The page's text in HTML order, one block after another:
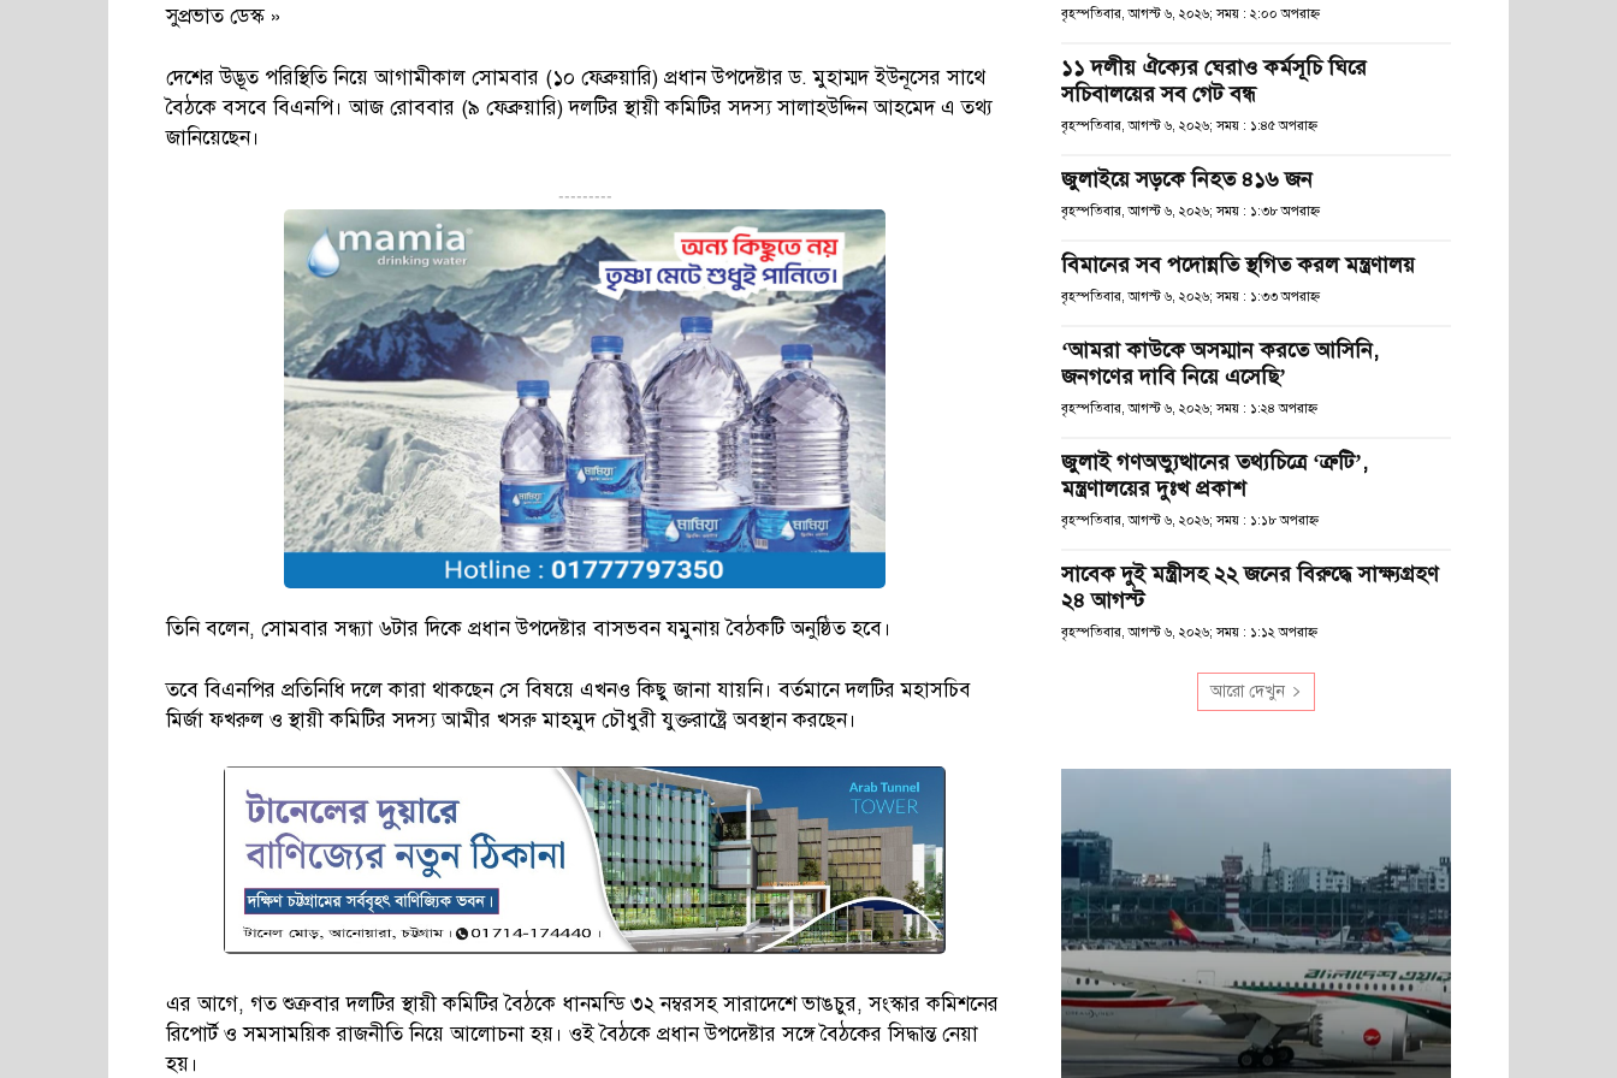
সুপ্রভাত ডেস্ক »
দেশের উদ্ভূত পরিস্থিতি নিয়ে আগামীকাল সোমবার (১০ ফেব্রুয়ারি) প্রধান উপদেষ্টার ড. মুহাম্মদ ইউনূসের সাথে
বৈঠকে বসবে বিএনপি। আজ রোববার (৯ ফেব্রুয়ারি) দলটির স্থায়ী কমিটির সদস্য সালাহউদ্দিন আহমেদ এ তথ্য
জানিয়েছেন।
---------
তিনি বলেন, সোমবার সন্ধ্যা ৬টার দিকে প্রধান উপদেষ্টার বাসভবন যমুনায় বৈঠকটি অনুষ্ঠিত হবে।
তবে বিএনপির প্রতিনিধি দলে কারা থাকছেন সে বিষয়ে এখনও কিছু জানা যায়নি। বর্তমানে দলটির মহাসচিব
মির্জা ফখরুল ও স্থায়ী কমিটির সদস্য আমীর খসরু মাহমুদ চৌধুরী যুক্তরাষ্ট্রে অবস্থান করছেন।
এর আগে, গত শুক্রবার দলটির স্থায়ী কমিটির বৈঠকে ধানমন্ডি ৩২ নম্বরসহ সারাদেশে ভাঙচুর, সংস্কার কমিশনের
রিপোর্ট ও সমসাময়িক রাজনীতি নিয়ে আলোচনা হয়। ওই বৈঠকে প্রধান উপদেষ্টার সঙ্গে বৈঠকের সিদ্ধান্ত নেয়া
হয়।
বৃহস্পতিবার, আগস্ট ৬, ২০২৬; সময় : ২:০০ অপরাহ্ণ
১১ দলীয় ঐক্যের ঘেরাও কর্মসূচি ঘিরে
সচিবালয়ের সব গেট বন্ধ
বৃহস্পতিবার, আগস্ট ৬, ২০২৬; সময় : ১:৪৫ অপরাহ্ণ
জুলাইয়ে সড়কে নিহত ৪১৬ জন
বৃহস্পতিবার, আগস্ট ৬, ২০২৬; সময় : ১:৩৮ অপরাহ্ণ
বিমানের সব পদোন্নতি স্থগিত করল মন্ত্রণালয়
বৃহস্পতিবার, আগস্ট ৬, ২০২৬; সময় : ১:৩৩ অপরাহ্ণ
‘আমরা কাউকে অসম্মান করতে আসিনি,
জনগণের দাবি নিয়ে এসেছি’
বৃহস্পতিবার, আগস্ট ৬, ২০২৬; সময় : ১:২৪ অপরাহ্ণ
জুলাই গণঅভ্যুত্থানের তথ্যচিত্রে ‘ত্রুটি’,
মন্ত্রণালয়ের দুঃখ প্রকাশ
বৃহস্পতিবার, আগস্ট ৬, ২০২৬; সময় : ১:১৮ অপরাহ্ণ
সাবেক দুই মন্ত্রীসহ ২২ জনের বিরুদ্ধে সাক্ষ্যগ্রহণ
২৪ আগস্ট
বৃহস্পতিবার, আগস্ট ৬, ২০২৬; সময় : ১:১২ অপরাহ্ণ
আরো দেখুন